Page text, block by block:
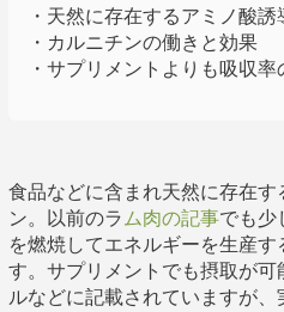
・天然に存在するアミノ酸
・カルニチンの働きと効果
・サプリメントよりも吸収
食品などに含まれ天然に存在
ン。以前のラム肉の記事でも少
を燃焼してエネルギーを生産
す。サプリメントでも摂取が
ルなどに記載されていますが